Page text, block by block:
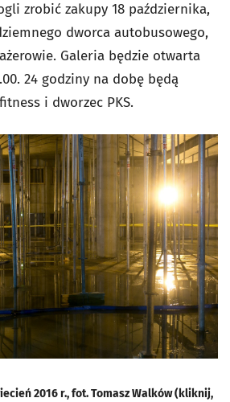
zrobić zakupy 18 października,
dworca autobusowego,
Galeria będzie otwarta
24 godziny na dobę będą
i dworzec PKS.
2016 r., fot. Tomasz Walków (kliknij,